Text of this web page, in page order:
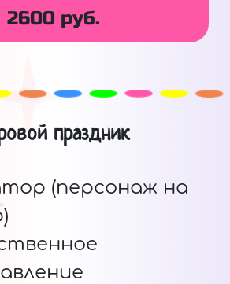
2600 руб.
праздник
(персонаж на